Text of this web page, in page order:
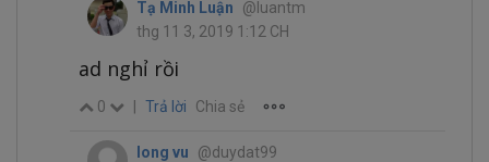
Tạ Minh Luận
@luantm
thg 11 3, 2019 1:12 CH
ad nghỉ rồi
0 Trả lời Chia sẻ
long vu
@duydat99